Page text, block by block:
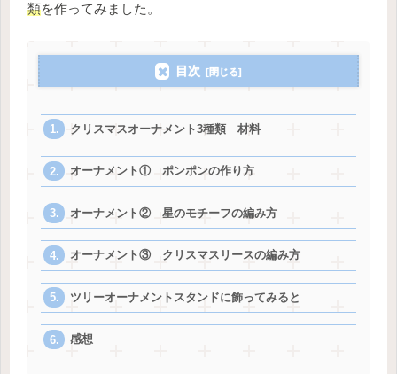
類を作ってみました。
目次
クリスマスオーナメント3種類 材料
オーナメント① ポンポンの作り方
オーナメント② 星のモチーフの編み方
オーナメント③ クリスマスリースの編み方
ツリーオーナメントスタンドに飾ってみると
感想